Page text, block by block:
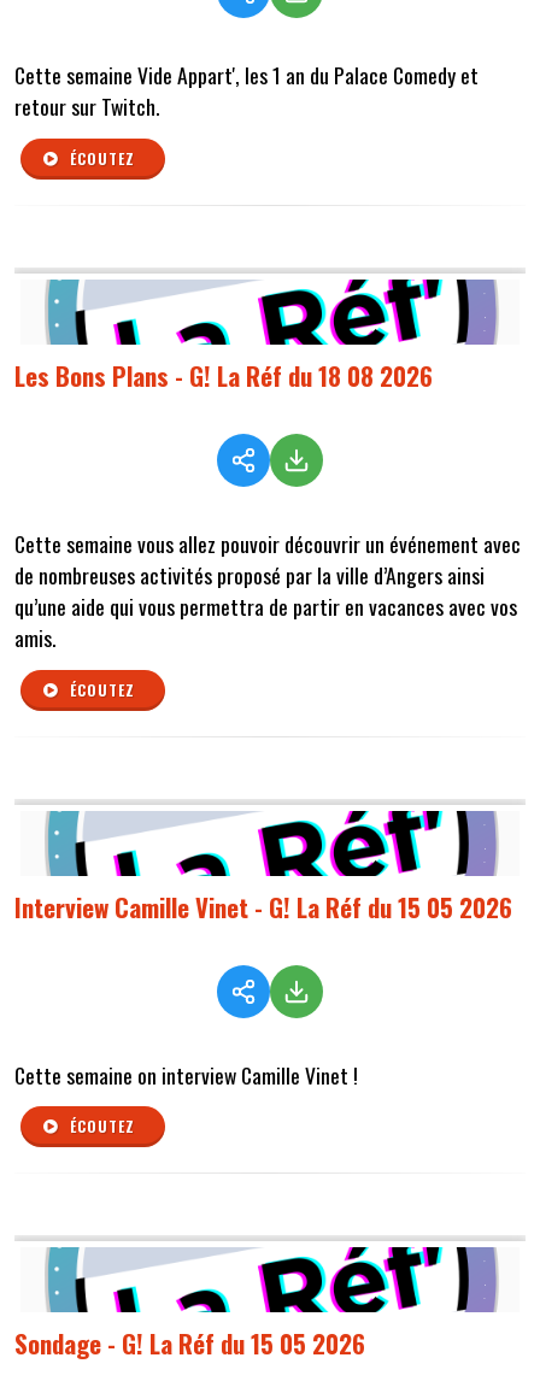
Cette semaine Vide Appart', les 1 an du Palace Comedy et
retour sur Twitch.
ÉCOUTEZ
Les Bons Plans - G! La Réf du 18 08 2026
Cette semaine vousallez pouvoir découvrir un événement avec
de nombreuses activités proposé par la ville d’Angers ainsi
qu’une aide qui vous permettra de partir en vacances avec vos
amis.
ÉCOUTEZ
Interview Camille Vinet - G! La Réf du 15 05 2026
Cette semaine on interview Camille Vinet !
ÉCOUTEZ
Sondage - G! La Réf du 15 05 2026